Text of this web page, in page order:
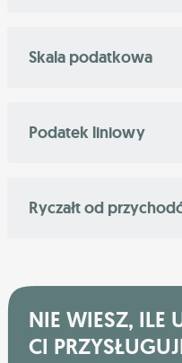
Skala podatkowa
Podatek liniowy
Ryczałt od
NIE WIESZ, ILE
CI